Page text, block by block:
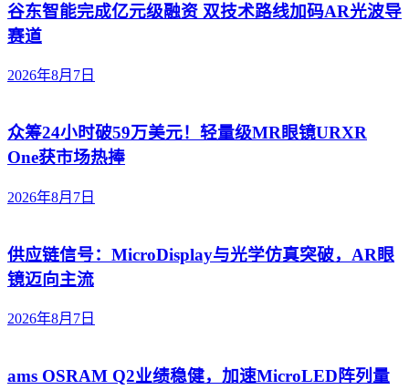
谷东智能完成亿元级融资 双技术路线加码AR光波导
赛道
2026年8月7日
众筹24小时破59万美元！轻量级MR眼镜URXR
One获市场热捧
2026年8月7日
供应链信号：MicroDisplay与光学仿真突破，AR眼
镜迈向主流
2026年8月7日
ams OSRAM Q2业绩稳健，加速MicroLED阵列量